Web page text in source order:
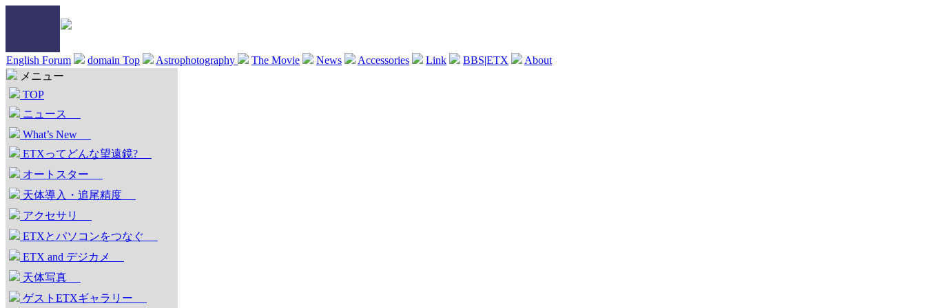
English Forum domain Top Astrophotography The Movie News Accessories Link BBS|ETX
About
メニュー
TOP
ニュース
What’s New
ETXってどんな望遠鏡?
オートスター
天体導入・追尾精度
アクセサリ
ETXとパソコンをつなぐ
ETX and デジカメ
天体写真
ゲストETXギャラリー